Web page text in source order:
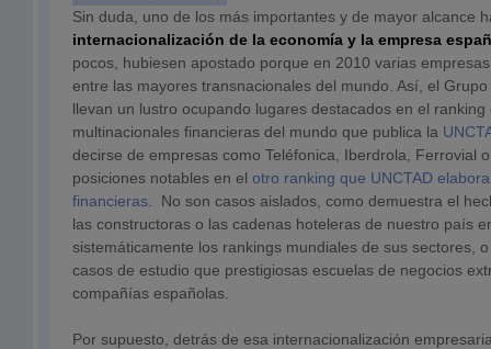
Sin duda, uno de los más importantes y de mayor alcance
internacionalización de la economía y la empresa
pocos, hubiesen apostado porque en 2010 varias
entre las mayores transnacionales del mundo. Así, el Grupo
llevan un lustro ocupando lugares destacados en el ranking
multinacionales financieras del mundo que publica la
decirse de empresas como Teléfonica, Iberdrola, Ferrovial
posiciones notables en el otro ranking que UNCTAD
financieras . No son casos aislados, como demuestra el
las constructoras o las cadenas hoteleras de nuestro país
sistemáticamente los rankings mundiales de sus sectores,
casos de estudio que prestigiosas escuelas de negocios
compañías españolas.
Por supuesto, detrás de esa internacionalización